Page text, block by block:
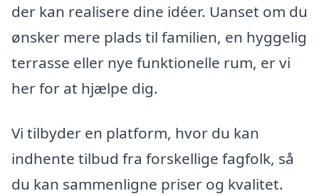
der kan realisere dine idéer. Uanset om du
ønsker mere plads til familien, en hyggelig
terrasse eller nye funktionelle rum, er vi
her for at hjælpe dig.
Vi tilbyder en platform, hvor du kan
indhente tilbud fra forskellige fagfolk, så
du kan sammenligne priser og kvalitet.